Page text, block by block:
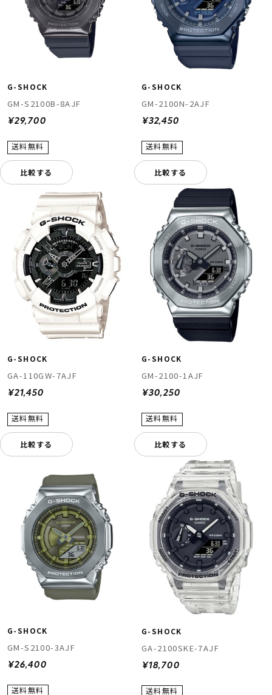
G-SHOCK
GM-S2100B-8AJF
¥29,700
比較する
G-SHOCK
GM-2100N-2AJF
¥32,450
比較する
G-SHOCK
GA-110GW-7AJF
¥21,450
比較する
G-SHOCK
GM-2100-1AJF
¥30,250
比較する
G-SHOCK
GM-S2100-3AJF
¥26,400
G-SHOCK
GA-2100SKE-7AJF
¥18,700